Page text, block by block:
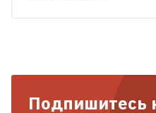
Подпишитесь